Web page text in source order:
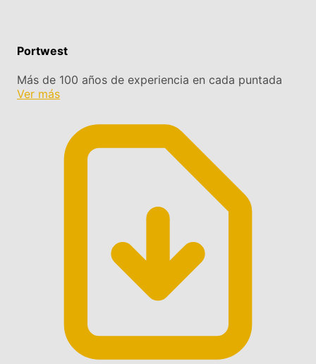
Portwest
Más de 100 años de experiencia en cada puntada
Ver más